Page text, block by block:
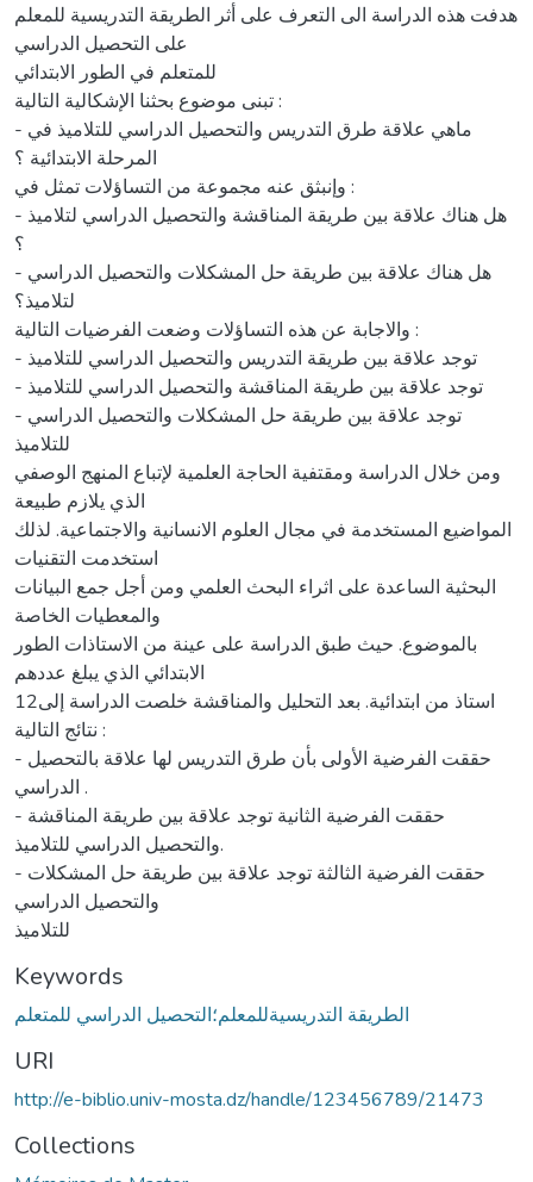
هدفت هذه الدراسة الى التعرف على أثر الطريقة التدريسية للمعلم
على التحصيل الدراسي
للمتعلم في الطور الابتدائي
تبنى موضوع بحثنا الإشكالية التالية :
- ماهي علاقة طرق التدريس والتحصيل الدراسي للتلاميذ في
المرحلة الابتدائية ؟
وإنبثق عنه مجموعة من التساؤلات تمثل في :
- هل هناك علاقة بين طريقة المناقشة والتحصيل الدراسي لتلاميذ
؟
- هل هناك علاقة بين طريقة حل المشكلات والتحصيل الدراسي
لتلاميذ؟
والاجابة عن هذه التساؤلات وضعت الفرضيات التالية :
- توجد علاقة بين طريقة التدريس والتحصيل الدراسي للتلاميذ
- توجد علاقة بين طريقة المناقشة والتحصيل الدراسي للتلاميذ
- توجد علاقة بين طريقة حل المشكلات والتحصيل الدراسي
للتلاميذ
ومن خلال الدراسة ومقتفية الحاجة العلمية لإتباع المنهج الوصفي
الذي يلازم طبيعة
المواضيع المستخدمة في مجال العلوم الانسانية والاجتماعية. لذلك
استخدمت التقنيات
البحثية الساعدة على اثراء البحث العلمي ومن أجل جمع البيانات
والمعطيات الخاصة
بالموضوع. حيث طبق الدراسة على عينة من الاستاذات الطور
الابتدائي الذي يبلغ عددهم
12استاذ من ابتدائية. بعد التحليل والمناقشة خلصت الدراسة إلى
نتائج التالية :
- حققت الفرضية الأولى بأن طرق التدريس لها علاقة بالتحصيل
الدراسي .
- حققت الفرضية الثانية توجد علاقة بين طريقة المناقشة
والتحصيل الدراسي للتلاميذ.
- حققت الفرضية الثالثة توجد علاقة بين طريقة حل المشكلات
والتحصيل الدراسي
للتلاميذ
Keywords
الطريقة التدريسيةللمعلم؛التحصيل الدراسي للمتعلم
URI
http://e-biblio.univ-mosta.dz/handle/123456789/21473
Collections